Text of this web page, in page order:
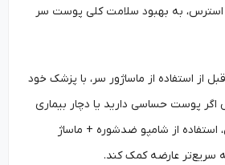
به بهبود سلامت کلی پوست سر
استفاده از ماساژور سر، با پزشک خود
حساسی دارید یا دچار بیماری
از شامپو ضدشوره + ماساژ
عارضه کمک کند.